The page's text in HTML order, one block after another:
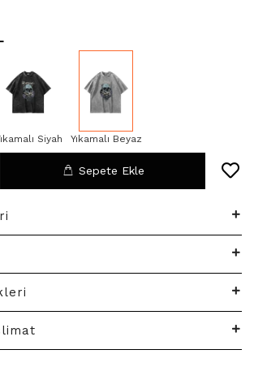
Siyah Yıkamalı Beyaz
Sepete Ekle